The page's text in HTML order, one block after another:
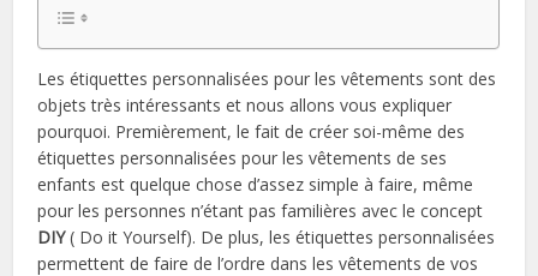
Les étiquettes personnalisées pour les vêtements sont des
objets très intéressants et nous allons vous expliquer
pourquoi. Premièrement, le fait de créer soi-même des
étiquettes personnalisées pour les vêtements de ses
enfants est quelque chose d’assez simple à faire, même
pour les personnes n’étant pas familières avec le concept
DIY( Do it Yourself). De plus, les étiquettes personnalisées
permettent de faire de l’ordre dans les vêtements de vos